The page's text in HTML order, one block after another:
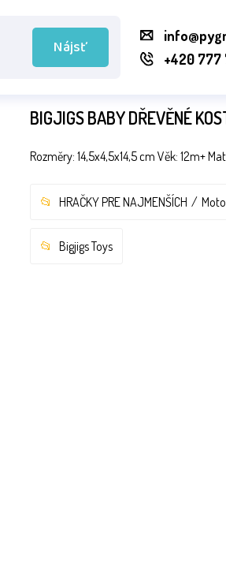
Nájsť
+420 777
BIGJIGS BABY DŘEVĚNÉ
Rozměry: 14,5x4,5x14,5 cm Věk: 12m+
HRAČKY PRE NAJMENŠÍCH
Bigjigs Toys